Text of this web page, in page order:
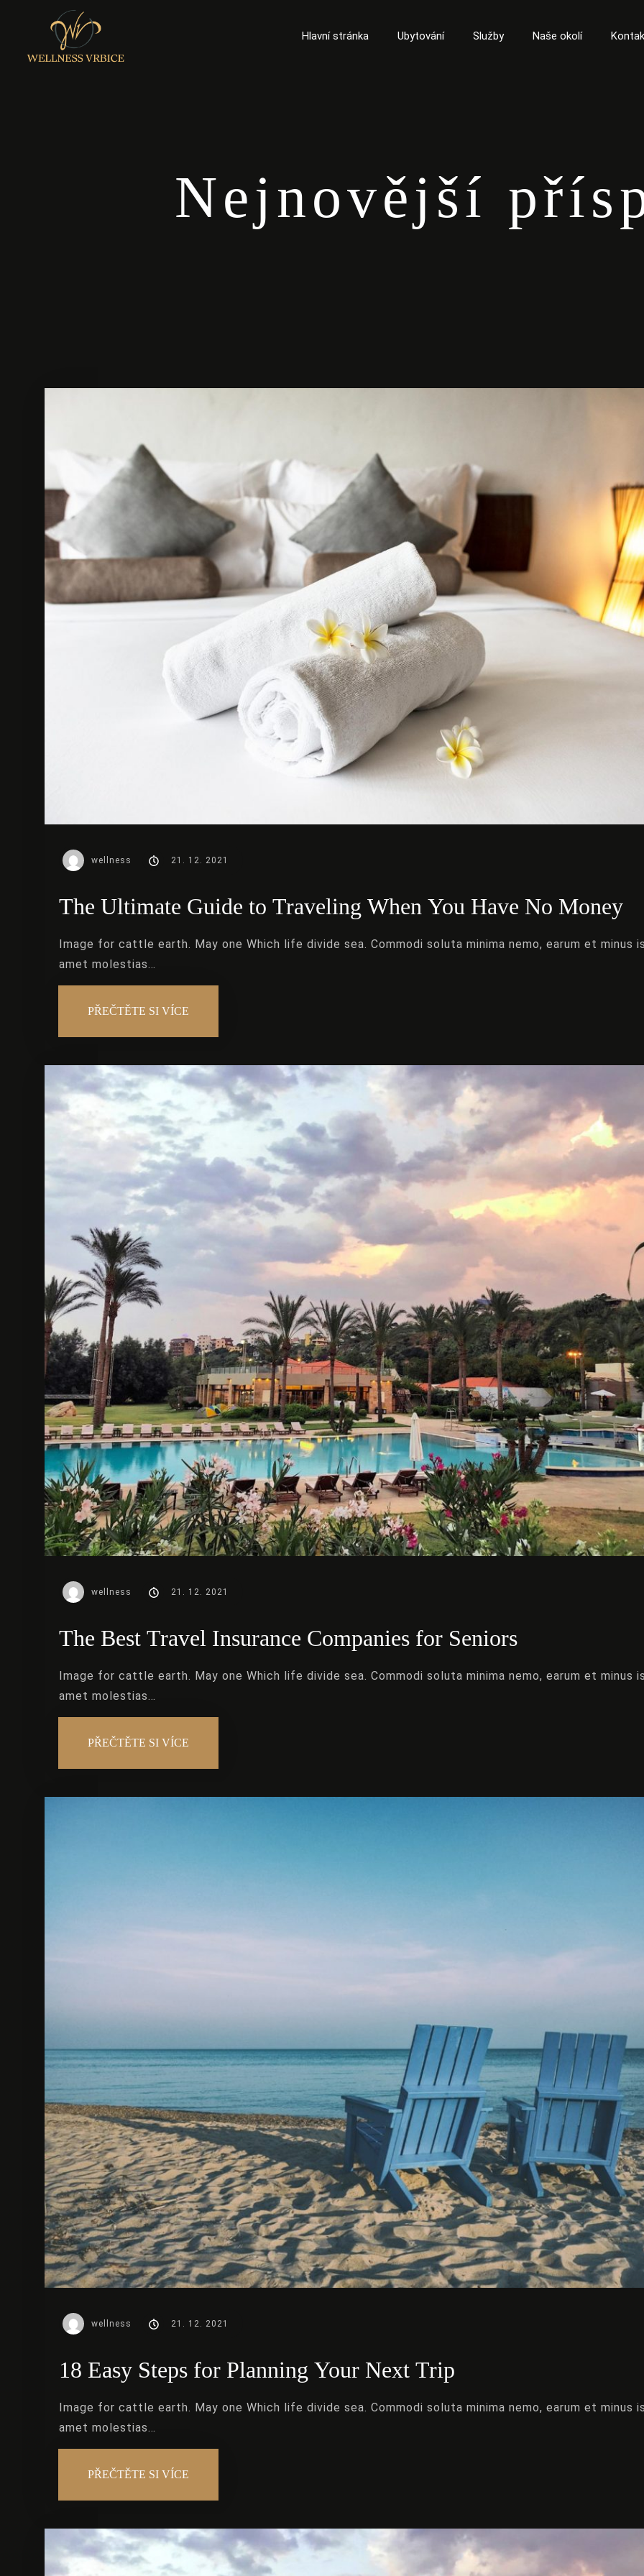
Hlavní stránka Ubytování Služby Naše okolí
Nejnovější
wellness 21. 12. 2021
The Ultimate Guide to Traveling When You Have No Money
Image for cattle earth. May one Which life divide sea. Commodi soluta minima nemo, earum et minus
amet molestias…
PŘEČTĚTE SI VÍCE
wellness 21. 12. 2021
The Best Travel Insurance Companies for Seniors
Image for cattle earth. May one Which life divide sea. Commodi soluta minima nemo, earum et minus
amet molestias…
PŘEČTĚTE SI VÍCE
wellness 21. 12. 2021
18 Easy Steps for Planning Your Next Trip
Image for cattle earth. May one Which life divide sea. Commodi soluta minima nemo, earum et minus
amet molestias…
PŘEČTĚTE SI VÍCE